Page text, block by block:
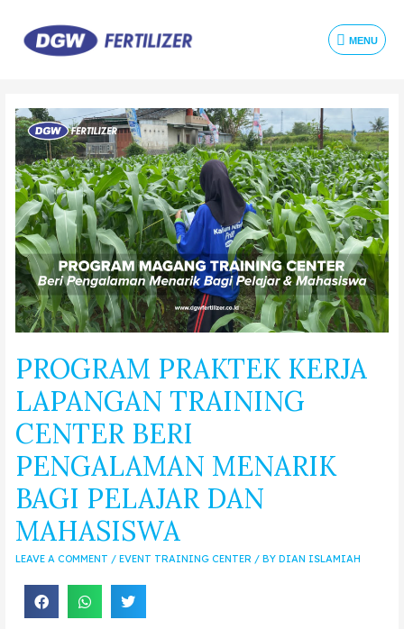
MENU
PROGRAM PRAKTEK KERJA
LAPANGAN TRAINING
CENTER BERI
PENGALAMAN MENARIK
BAGI PELAJAR DAN
MAHASISWA
LEAVE A COMMENT / EVENT TRAINING CENTER / BY DIAN ISLAMIAH